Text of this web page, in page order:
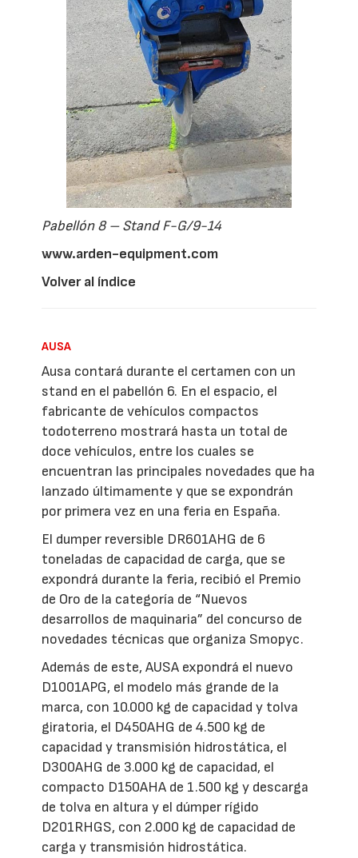
Pabellón 8 – Stand F-G/9-14
www.arden-equipment.com
Volver al índice
AUSA
Ausa contará durante el certamen con un
stand en el pabellón 6. En el espacio, el
fabricante de vehículos compactos
todoterreno mostrará hasta un total de
doce vehículos, entre los cuales se
encuentran las principales novedades que ha
lanzado últimamente y que se expondrán
por primera vez en una feria en España.
El dumper reversible DR601AHG de 6
toneladas de capacidad de carga, que se
expondrá durante la feria, recibió el Premio
de Oro de la categoría de “Nuevos
desarrollos de maquinaria” del concurso de
novedades técnicas que organiza Smopyc.
Además de este, AUSA expondrá el nuevo
D1001APG, el modelo más grande de la
marca, con 10.000 kg de capacidad y tolva
giratoria, el D450AHG de 4.500 kg de
capacidad y transmisión hidrostática, el
D300AHG de 3.000 kg de capacidad, el
compacto D150AHA de 1.500 kg y descarga
de tolva en altura y el dúmper rígido
D201RHGS, con 2.000 kg de capacidad de
carga y transmisión hidrostática.